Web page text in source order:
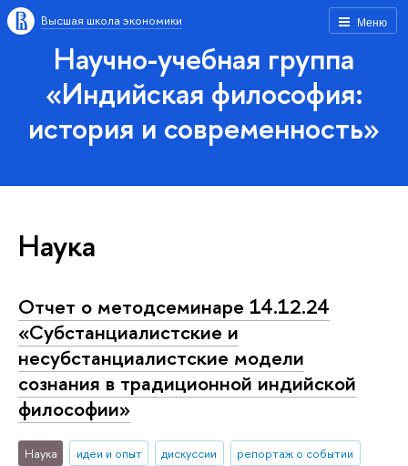
Меню
Высшая школа экономики
Научно-учебная группа
«Индийская философия:
история и современность»
Наука
Отчет о методсеминаре 14.12.24
«Субстанциалистские и
несубстанциалистские модели
сознания в традиционной индийской
философии»
Наука идеи и опыт дискуссии
репортаж о событии